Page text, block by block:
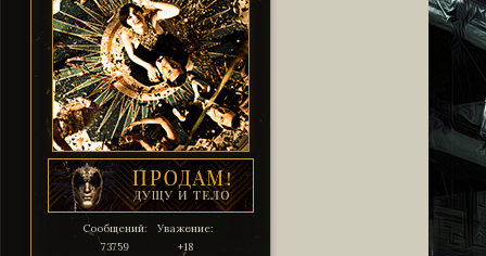
Сообщений:
73759
Уважение:
+18